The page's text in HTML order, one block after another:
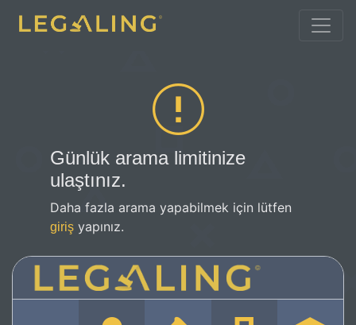
Günlük arama limitinize
ulaştınız.
Daha fazla arama yapabilmek için lütfen
giriş yapınız.